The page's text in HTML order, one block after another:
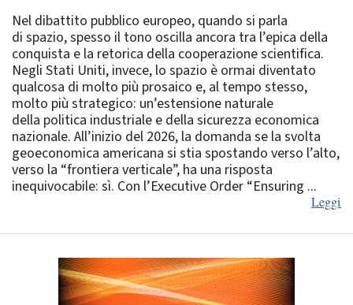
Nel dibattito pubblico europeo, quando si parla
di spazio, spesso il tono oscilla ancora tra l’epica della
conquista e la retorica della cooperazione scientifica.
Negli Stati Uniti, invece, lo spazio è ormai diventato
qualcosa di molto più prosaico e, al tempo stesso,
molto più strategico: un’estensione naturale
della politica industriale e della sicurezza economica
nazionale. All’inizio del 2026, la domanda se la svolta
geoeconomica americana si stia spostando verso l’alto,
verso la “frontiera verticale”, ha una risposta
inequivocabile: sì. Con l’Executive Order “Ensuring ...
Leggi